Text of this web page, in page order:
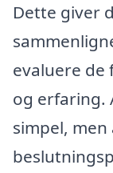
Dette giver
evaluere de
og erfaring.
simpel,